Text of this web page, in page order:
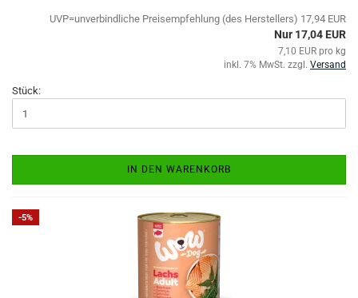
UVP=unverbindliche Preisempfehlung (des Herstellers) 17,94 EUR
Nur 17,04 EUR
7,10 EUR pro kg
inkl. 7% MwSt. zzgl. Versand
Stück:
IN DEN WARENKORB
-5%